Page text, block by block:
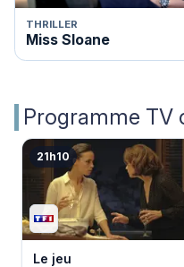
THRILLER
Miss Sloane
Programme TV
21h10
Le jeu